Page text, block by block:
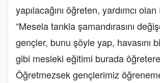
yapılacağını öğreten, yardımcı
“Mesela tankla şamandırasını
gençler, bunu şöyle yap, havasını
gibi mesleki eğitimi burada
Öğretmezsek gençlerimiz